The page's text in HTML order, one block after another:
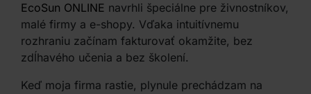
EcoSun ONLINE navrhli špeciálne pre živnostníkov,
malé firmy a e-shopy. Vďaka intuitívnemu
rozhraniu začínam fakturovať okamžite, bez
zdĺhavého učenia a bez školení.
Keď moja firma rastie, plynule prechádzam na